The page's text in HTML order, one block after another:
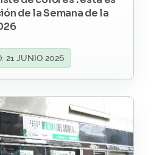
de la Semana de la
21 JUNIO 2026